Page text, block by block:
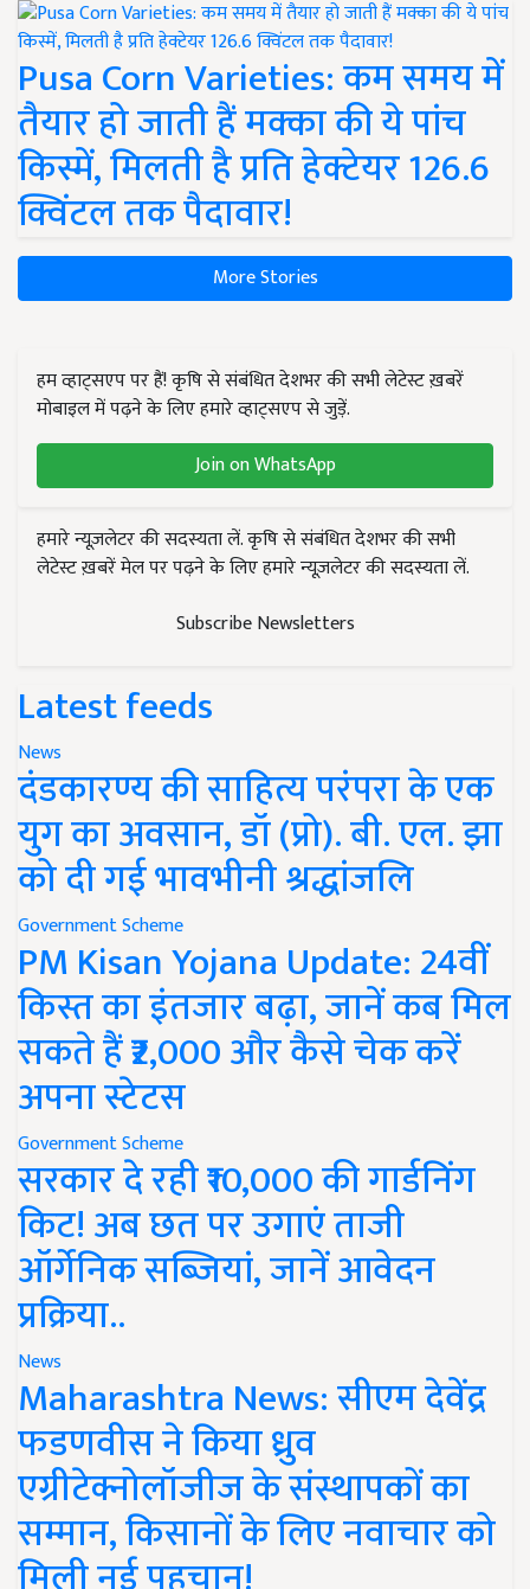
Pusa Corn Varieties: कम समय में
तैयार हो जाती हैं मक्का की ये पांच
किस्में, मिलती है प्रति हेक्टेयर 126.6
क्विंटल तक पैदावार!
More Stories
हम व्हाट्सएप पर हैं! कृषि से संबंधित देशभर की सभी लेटेस्ट ख़बरें
मोबाइल में पढ़ने के लिए हमारे व्हाट्सएप से जुड़ें.
Join on WhatsApp
हमारे न्यूज़लेटर की सदस्यता लें. कृषि से संबंधित देशभर की सभी
लेटेस्ट ख़बरें मेल पर पढ़ने के लिए हमारे न्यूज़लेटर की सदस्यता लें.
Subscribe Newsletters
Latest feeds
News
दंडकारण्य की साहित्य परंपरा के एक
युग का अवसान, डॉ (प्रो). बी. एल. झा
को दी गई भावभीनी श्रद्धांजलि
Government Scheme
PM Kisan Yojana Update: 24वीं
किस्त का इंतजार बढ़ा, जानें कब मिल
सकते हैं ₹2,000 और कैसे चेक करें
अपना स्टेटस
Government Scheme
सरकार दे रही ₹10,000 की गार्डनिंग
किट! अब छत पर उगाएं ताजी
ऑर्गेनिक सब्जियां, जानें आवेदन
प्रक्रिया..
News
Maharashtra News: सीएम देवेंद्र
फडणवीस ने किया ध्रुव
एग्रीटेक्नोलॉजीज के संस्थापकों का
सम्मान, किसानों के लिए नवाचार को